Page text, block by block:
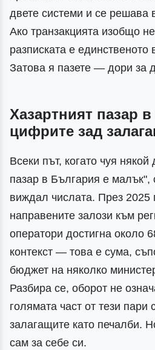
двете системи и се решава
Ако транзакцията изобщо
разписката е единственото
Затова я пазете — дори за
Хазартният пазар
цифрите зад
Всеки път, когато чуя някой
пазар в България е малък",
виждал числата. През 2025
направените залози към
оператори достигна около
контекст — това е сума,
бюджет на няколко
Разбира се, оборот не
голямата част от тези
залагащите като печалби.
сам за себе си.